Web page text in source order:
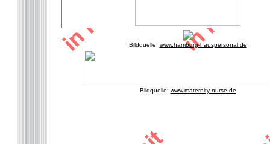
Bildquelle: www.hamburg-hauspersonal.de
Bildquelle: www.maternity-nurse.de